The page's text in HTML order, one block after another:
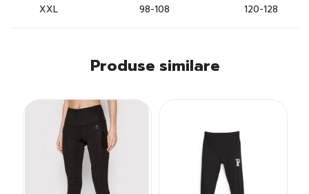
XXL
98-108 120-128
Produse similare